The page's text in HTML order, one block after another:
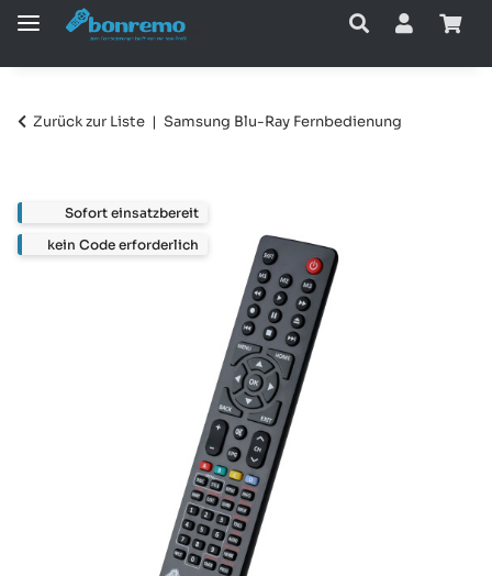
Zurück zur Liste Samsung Blu-Ray Fernbedienung